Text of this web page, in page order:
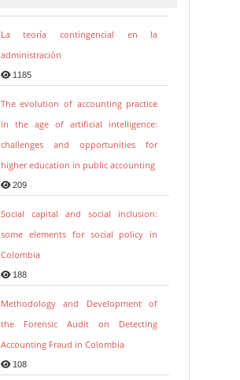
La teoría contingencial en la
administración
1185
The evolution of accounting practice
in the age of artificial intelligence:
challenges and opportunities for
higher education in public accounting
209
Social capital and social inclusion:
some elements for social policy in
Colombia
188
Methodology and Development of
the Forensic Audit on Detecting
Accounting Fraud in Colombia
108